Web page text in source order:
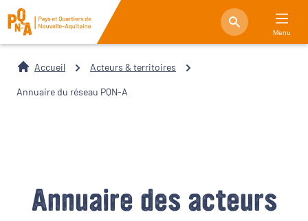
Menu
Accueil Acteurs & territoires
Annuaire du réseau PQN-A
Annuaire des acteurs